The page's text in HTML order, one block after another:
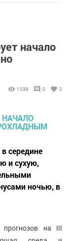
начало
1039 0 0
середине
и сухую,
ночью, в
на III